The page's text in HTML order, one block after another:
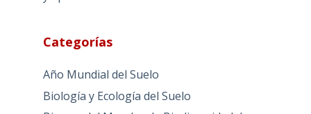
Categorías
Año Mundial del Suelo
Biología y Ecología del Suelo